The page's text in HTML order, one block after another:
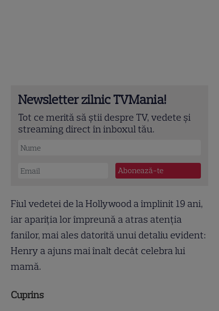
Newsletter zilnic TVMania!
Tot ce merită să știi despre TV, vedete și
streaming direct în inboxul tău.
Fiul vedetei de la Hollywood a împlinit 19 ani,
iar apariția lor împreună a atras atenția
fanilor, mai ales datorită unui detaliu evident:
Henry a ajuns mai înalt decât celebra lui
mamă.
Cuprins